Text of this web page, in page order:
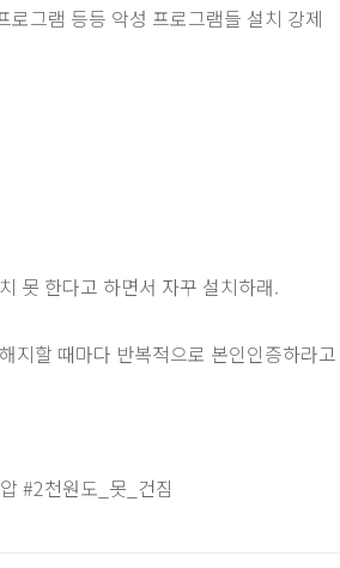
그램 등등 악성 프로그램들 설치 강제
못 한다고 하면서 자꾸 설치하래.
지할 때마다 반복적으로 본인인증하라
#2천원도_못_건짐